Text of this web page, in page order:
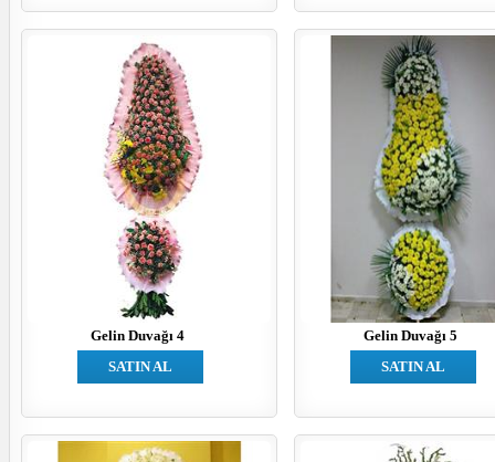
Gelin Duvağı 4
SATIN AL
Gelin Duvağı 5
SATIN AL